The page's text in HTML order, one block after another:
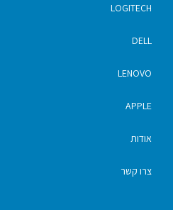
LOGITECH
DELL
LENOVO
APPLE
אודות
צרו קשר